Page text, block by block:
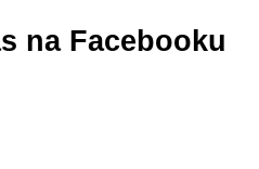
na Facebooku